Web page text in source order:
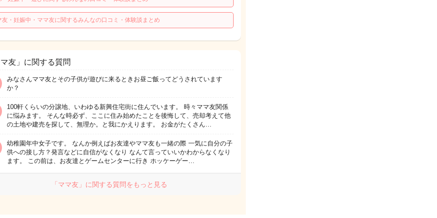
友・妊娠中・ママ友に関するみんなの口コミ・体験談まとめ
友」に関する質問
みなさんママ友とその子供が遊びに来るときお昼ご飯ってどうされています
か？
100軒くらいの分譲地、いわゆる新興住宅街に住んでいます。 時々ママ友関係
に悩みます。 そんな時必ず、ここに住み始めたことを後悔して、売却考えて他
の土地や建売を探して、無理か。と我にかえります。 お金がたくさん…
幼稚園年中女子です。 なんか例えばお友達やママ友も一緒の際 一気に自分の子
供への接し方？発言などに自信がなくなり なんて言っていいかわからなくなり
ます。 この前は、お友達とゲームセンターに行き ホッケーゲー…
「ママ友」に関する質問をもっと見る